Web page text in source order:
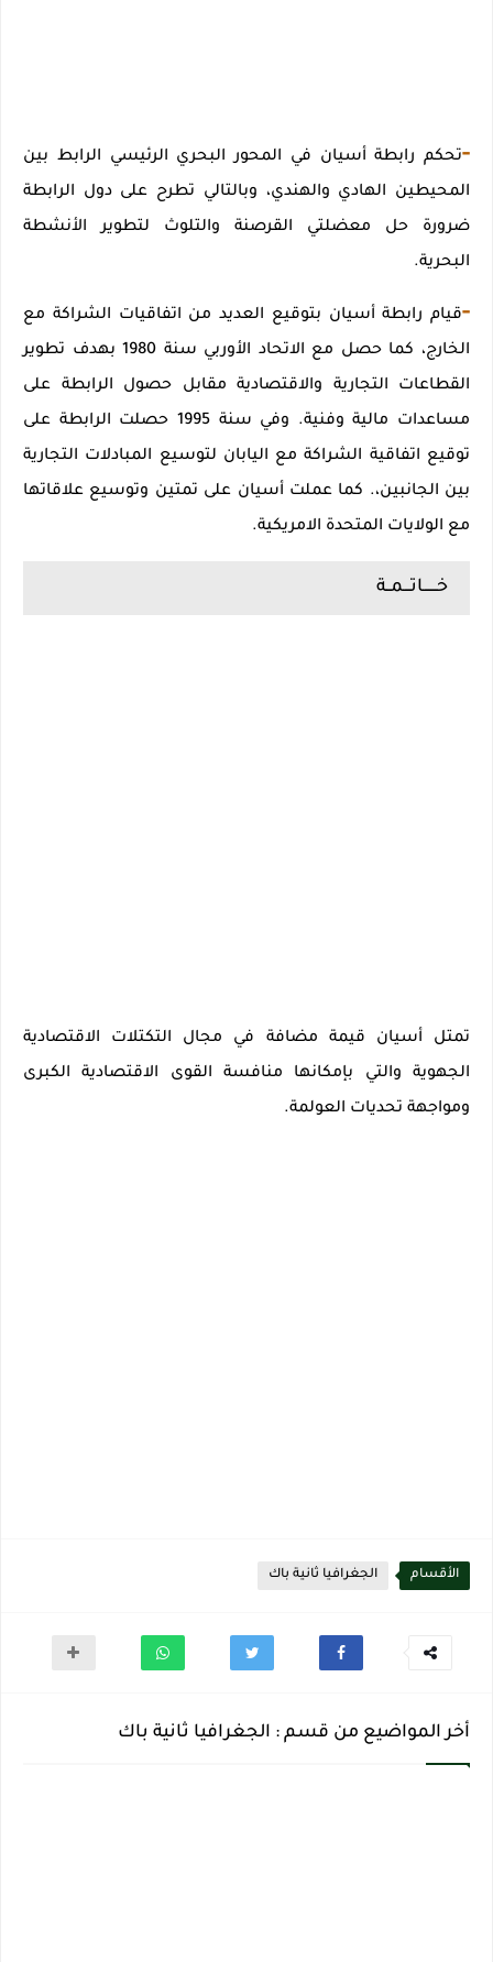
-تحكم رابطة أسيان في المحور البحري الرئيسي الرابط بين
المحيطين الهادي والهندي، وبالتالي تطرح على دول الرابطة
ضرورة حل معضلتي القرصنة والتلوث لتطوير الأنشطة
البحرية.
-قيام رابطة أسيان بتوقيع العديد من اتفاقيات الشراكة مع
الخارج، كما حصل مع الاتحاد الأوربي سنة 1980 بهدف تطوير
القطاعات التجارية والاقتصادية مقابل حصول الرابطة على
مساعدات مالية وفنية. وفي سنة 1995 حصلت الرابطة على
توقيع اتفاقية الشراكة مع اليابان لتوسيع المبادلات التجارية
بين الجانبين،. كما عملت أسيان على تمتين وتوسيع علاقاتها
مع الولايات المتحدة الامريكية.
خــــــاتـــمــة
تمتل أسيان قيمة مضافة في مجال التكتلات الاقتصادية
الجهوية والتي بإمكانها منافسة القوى الاقتصادية الكبرى
ومواجهة تحديات العولمة.
الأقسام الجغرافيا ثانية باك
أخر المواضيع من قسم : الجغرافيا ثانية باك